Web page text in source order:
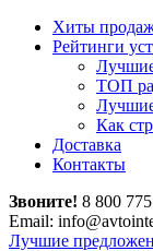
Хиты
Рейтинги
ТОП
Как
Доставка
Контакты
Звоните! 8 800
Email:
Лучшие